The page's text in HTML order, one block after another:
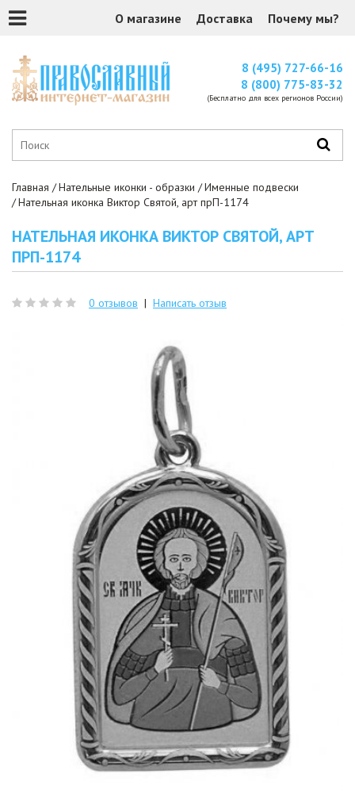
О магазине Доставка Почему мы?
8 (495) 727-66-16
8 (800) 775-83-32
(Бесплатно для всех регионов России)
Главная Нательные иконки - образки
Именные подвески
Нательная иконка Виктор Святой, арт прП-1174
НАТЕЛЬНАЯ ИКОНКА ВИКТОР СВЯТОЙ, АРТ
ПРП-1174
0 отзывов | Написать отзыв